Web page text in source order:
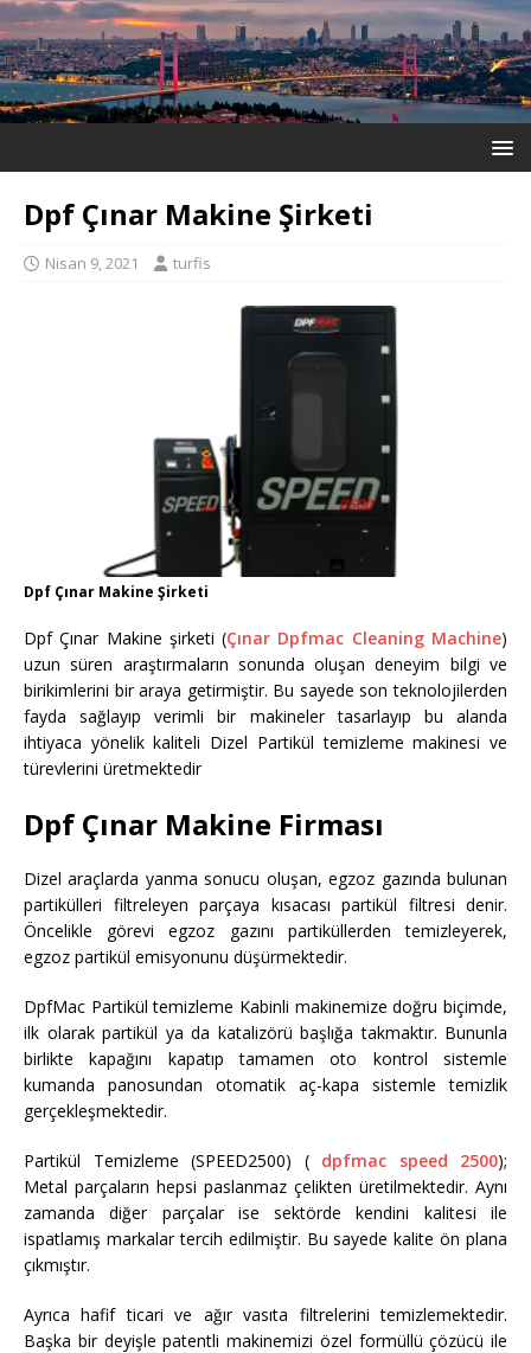
Dpf Çınar Makine Şirketi
Nisan 9, 2021 turfis
Dpf Çınar Makine Şirketi
Dpf Çınar Makine şirketi (Çınar Dpfmac Cleaning Machine)
uzun süren araştırmaların sonunda oluşan deneyim bilgi ve
birikimlerini bir araya getirmiştir. Bu sayede son teknolojilerden
fayda sağlayıp verimli bir makineler tasarlayıp bu alanda
ihtiyaca yönelik kaliteli Dizel Partikül temizleme makinesi ve
türevlerini üretmektedir
Dpf Çınar Makine Firması
Dizel araçlarda yanma sonucu oluşan, egzoz gazında bulunan
partikülleri filtreleyen parçaya kısacası partikül filtresi denir.
Öncelikle görevi egzoz gazını partiküllerden temizleyerek,
egzoz partikül emisyonunu düşürmektedir.
DpfMac Partikül temizleme Kabinli makinemize doğru biçimde,
ilk olarak partikül ya da katalizörü başlığa takmaktır. Bununla
birlikte kapağını kapatıp tamamen oto kontrol sistemle
kumanda panosundan otomatik aç-kapa sistemle temizlik
gerçekleşmektedir.
Partikül Temizleme (SPEED2500) ( dpfmac speed 2500);
Metal parçaların hepsi paslanmaz çelikten üretilmektedir. Aynı
zamanda diğer parçalar ise sektörde kendini kalitesi ile
ispatlamış markalar tercih edilmiştir. Bu sayede kalite ön plana
çıkmıştır.
Ayrıca hafif ticari ve ağır vasıta filtrelerini temizlemektedir.
Başka bir deyişle patentli makinemizi özel formüllü çözücü ile